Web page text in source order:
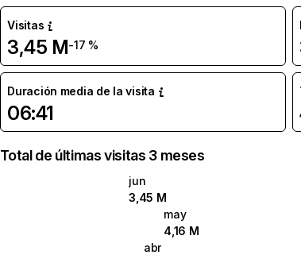
Visitas
3,45 M-17 %
Duración media de la visita
06:41
Total de últimas visitas 3 meses
jun
3,45 M
may
4,16 M
abr